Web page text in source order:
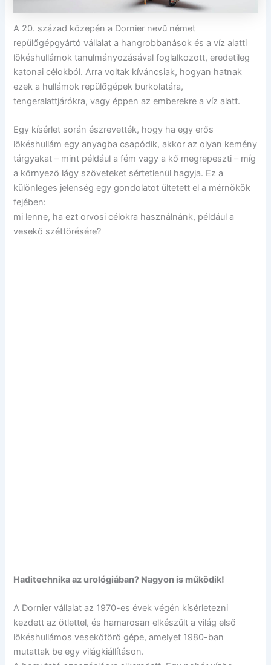
A 20. század közepén a Dornier nevű német
repülőgépgyártó vállalat a hangrobbanások és a víz alatti
lökéshullámok tanulmányozásával foglalkozott, eredetileg
katonai célokból. Arra voltak kíváncsiak, hogyan hatnak
ezek a hullámok repülőgépek burkolatára,
tengeralattjárókra, vagy éppen az emberekre a víz alatt.
Egy kísérlet során észrevették, hogy ha egy erős
lökéshullám egy anyagba csapódik, akkor az olyan kemény
tárgyakat – mint például a fém vagy a kő megrepeszti – míg
a környező lágy szöveteket sértetlenül hagyja. Ez a
különleges jelenség egy gondolatot ültetett el a mérnökök
fejében:
mi lenne, ha ezt orvosi célokra használnánk, például a
vesekő széttörésére?
Haditechnika az urológiában? Nagyon is működik!
A Dornier vállalat az 1970-es évek végén kísérletezni
kezdett az ötlettel, és hamarosan elkészült a világ első
lökéshullámos vesekőtörő gépe, amelyet 1980-ban
mutattak be egy világkiállításon.